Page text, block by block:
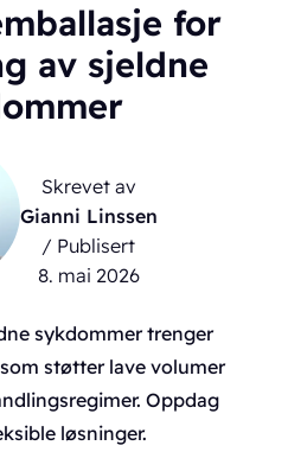
for
av sjeldne
Skrevet av
Gianni Linssen
/ Publisert
8. mai 2026
sykdommer trenger
støtter lave volumer
Oppdag
løsninger.